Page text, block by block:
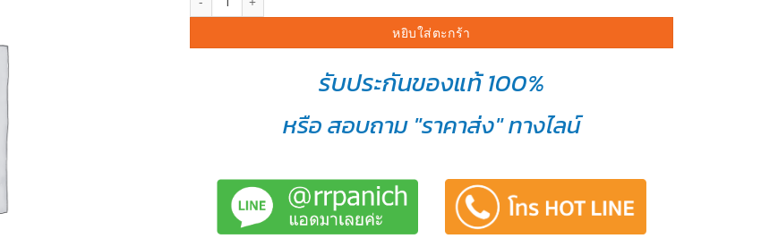
หยิบใส่ตะกร้า
รับประกันของแท้ 100%
หรือ สอบถาม "ราคาส่ง" ทางไลน์